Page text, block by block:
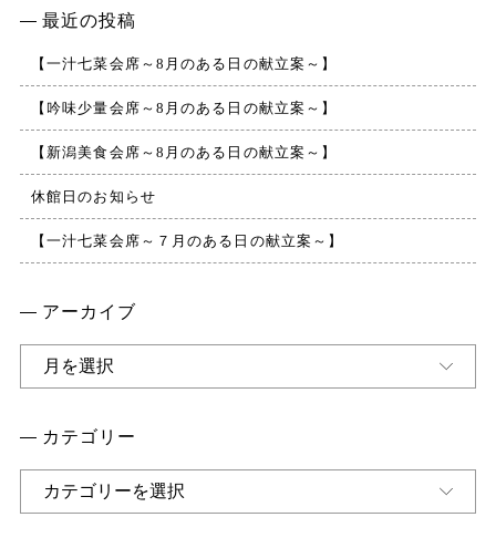
よくある質問
お問い合わせ
最近の投稿
【一汁七菜会席～8月のある日の献立案～】
【吟味少量会席～8月のある日の献立案～】
【新潟美食会席～8月のある日の献立案～】
休館日のお知らせ
【一汁七菜会席～７月のある日の献立案～】
アーカイブ
ア
カテゴリー
カ